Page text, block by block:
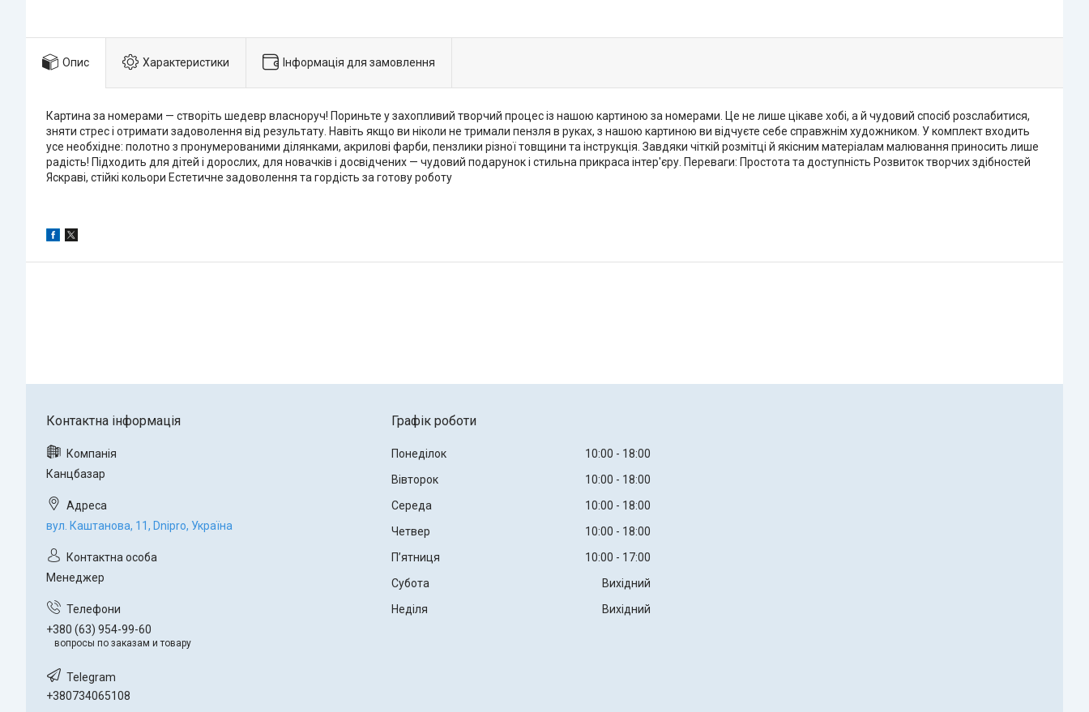
Опис Характеристики Інформація для замовлення
Картина за номерами — створіть шедевр власноруч! Пориньте у захопливий творчий процес із нашою картиною за номерами. Це не лише цікаве хобі, а й чудовий спосіб розслабитися,
зняти стрес і отримати задоволення від результату. Навіть якщо ви ніколи не тримали пензля в руках, з нашою картиною ви відчуєте себе справжнім художником. У комплект входить
усе необхідне: полотно з пронумерованими ділянками, акрилові фарби, пензлики різної товщини та інструкція. Завдяки чіткій розмітці й якісним матеріалам малювання приносить лише
радість! Підходить для дітей і дорослих, для новачків і досвідчених — чудовий подарунок і стильна прикраса інтер'єру. Переваги: Простота та доступність Розвиток творчих здібностей
Яскраві, стійкі кольори Естетичне задоволення та гордість за готову роботу
Канцбазар
вул. Каштанова, 11, Dnipro, Україна
Менеджер
+380 (63) 954-99-60
вопросы по заказам и товару
+380734065108
Графік роботи
Понеділок 10:00
18:00
Вівторок
10:00
18:00
Середа
10:00
18:00
Четвер
10:00
18:00
Пʼятниця
10:00
17:00
Субота
Вихідний
Неділя
Вихідний